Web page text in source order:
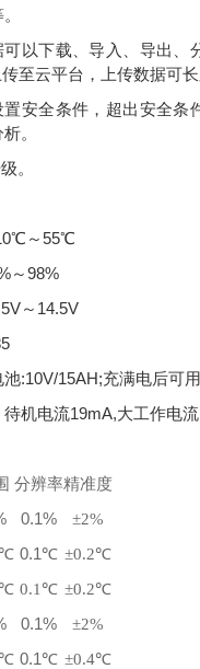
以下载、导入、导出、
至云平台，上传数据可长
安全条件，超出安全条
。
。
～55℃
～98%
～14.5V
:10V/15AH;充满电后可
机电流19mA,大工作电
分辨率精准度
0.1%
±2%
℃ 0.1℃ ±0.2℃
℃ 0.1 ℃ ±0.2℃
0.1%
±2%
℃ 0.1℃ ±0.4℃